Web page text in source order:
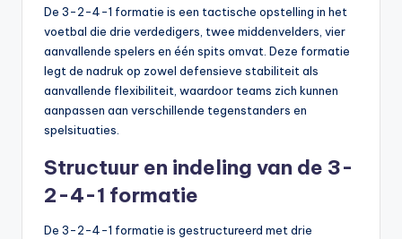
De 3-2-4-1 formatie is een tactische opstelling in het
voetbal die drie verdedigers, twee middenvelders, vier
aanvallende spelers en één spits omvat. Deze formatie
legt de nadruk op zowel defensieve stabiliteit als
aanvallende flexibiliteit, waardoor teams zich kunnen
aanpassen aan verschillende tegenstanders en
spelsituaties.
Structuur en indeling van de 3-
2-4-1 formatie
De 3-2-4-1 formatie is gestructureerd met drie